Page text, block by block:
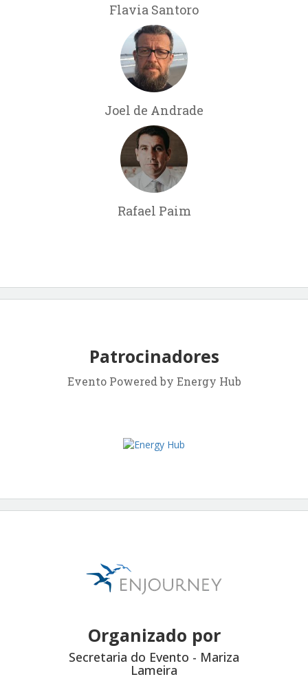
Flavia Santoro
Joel de Andrade
Rafael Paim
Patrocinadores
Evento Powered by Energy Hub
Organizado por
Secretaria do Evento - Mariza
Lameira